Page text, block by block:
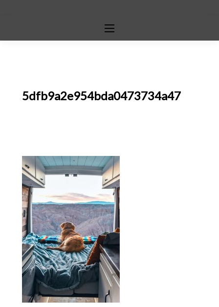
5dfb9a2e954bda0473734a47